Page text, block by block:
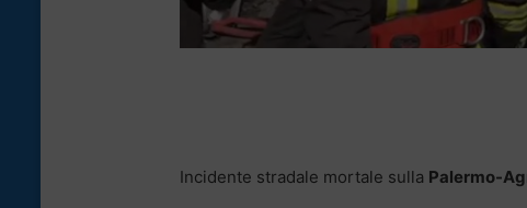
Incidente stradale mortale sulla Palermo-